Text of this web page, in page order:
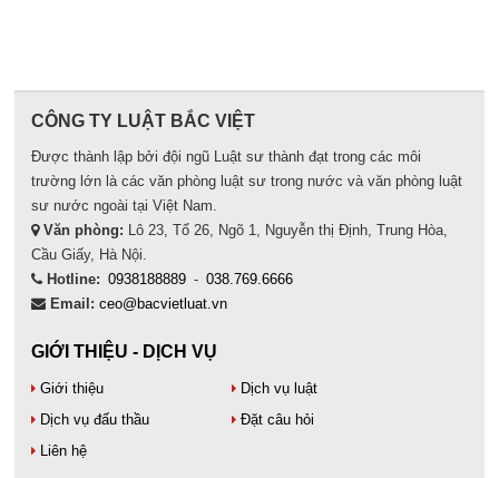
CÔNG TY LUẬT BẮC VIỆT
Được thành lập bởi đội ngũ Luật sư thành đạt trong các môi
trường lớn là các văn phòng luật sư trong nước và văn phòng luật
sư nước ngoài tại Việt Nam.
Văn phòng: Lô 23, Tổ 26, Ngõ 1, Nguyễn thị Định, Trung Hòa,
Cầu Giấy, Hà Nội.
Hotline: 0938188889 - 038.769.6666
Email: ceo@bacvietluat.vn
GIỚI THIỆU - DỊCH VỤ
Giới thiệu
Dịch vụ luật
Dịch vụ đấu thầu
Đặt câu hỏi
Liên hệ